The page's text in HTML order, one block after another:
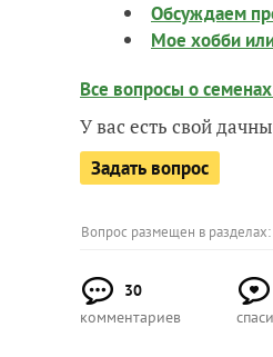
Обсуждаем
Мое хобби
Все вопросы о
У вас есть свой
Задать вопрос
Вопрос размещен в разделах:
30
комментариев